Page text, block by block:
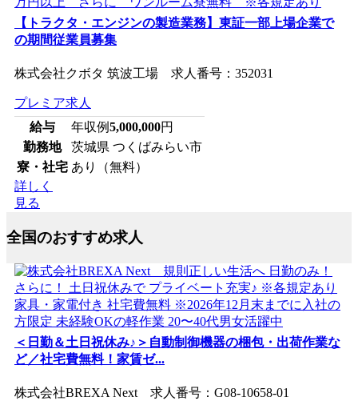
【トラクタ・エンジンの製造業務】東証一部上場企業で
の期間従業員募集
株式会社クボタ 筑波工場 求人番号：352031
プレミア求人
給与
年収例5,000,000円
勤務地
茨城県 つくばみらい市
寮・社宅 あり（無料）
詳しく
見る
全国のおすすめ求人
＜日勤＆土日祝休み♪＞自動制御機器の梱包・出荷作業な
ど／社宅費無料！家賃ゼ...
株式会社BREXA Next 求人番号：G08-10658-01